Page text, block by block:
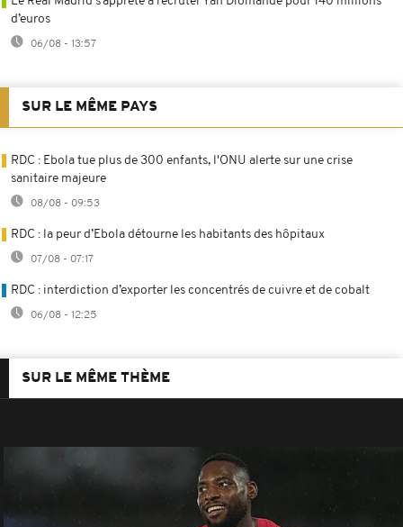
d’euros
06/08 - 13:57
SUR LE MÊME PAYS
RDC : Ebola tue plus de 300 enfants, l'ONU alerte sur une crise
sanitaire majeure
08/08 - 09:53
RDC : la peur d’Ebola détourne les habitants des hôpitaux
07/08 - 07:17
RDC : interdiction d’exporter les concentrés de cuivre et de cobalt
06/08 - 12:25
SUR LE MÊME THÈME